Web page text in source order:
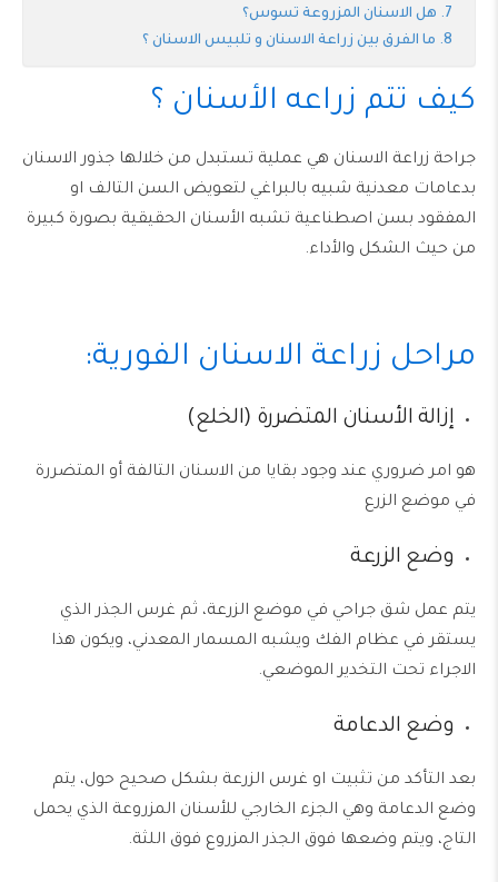
هل الاسنان المزروعة تسوس؟
ما الفرق بين زراعة الاسنان و تلبيس الاسنان ؟
كيف تتم زراعه الأسنان ؟
جراحة زراعة الاسنان هي عملية تستبدل من خلالها جذور الاسنان
بدعامات معدنية شبيه بالبراغي لتعويض السن التالف او
المفقود بسن اصطناعية تشبه الأسنان الحقيقية بصورة كبيرة
من حيث الشكل والأداء.
مراحل زراعة الاسنان الفورية:
إزالة الأسنان المتضررة (الخلع)
هو امر ضروري عند وجود بقايا من الاسنان التالفة أو المتضررة
في موضع الزرع
وضع الزرعة
يتم عمل شق جراحي في موضع الزرعة، ثم غرس الجذر الذي
يستقر في عظام الفك ويشبه المسمار المعدني، ويكون هذا
الاجراء تحت التخدير الموضعي.
وضع الدعامة
بعد التأكد من تثبيت او غرس الزرعة بشكل صحيح حول، يتم
وضع الدعامة وهي الجزء الخارجي للأسنان المزروعة الذي يحمل
التاج، ويتم وضعها فوق الجذر المزروع فوق اللثة.